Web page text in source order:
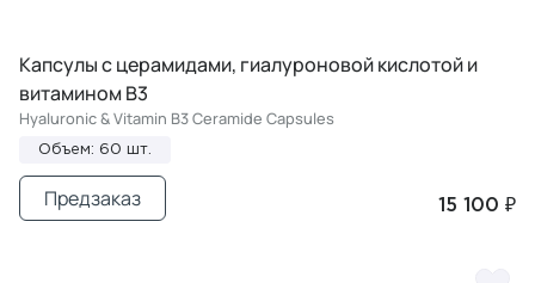
Капсулы с церамидами, гиалуроновой кислотой и
витамином B3
Hyaluronic & Vitamin B3 Ceramide Capsules
Объем: 60 шт.
15 100 ₽
Предзаказ